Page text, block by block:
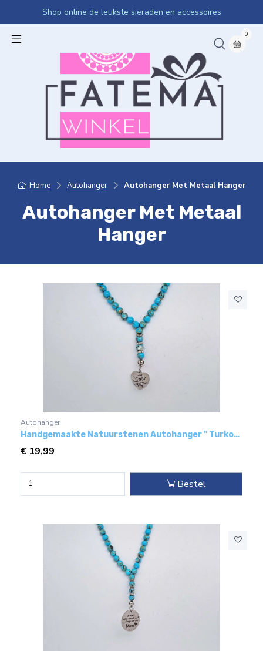
Shop online de leukste sieraden en accessoires
0
Home Autohanger Autohanger Met Metaal Hanger
Autohanger Met Metaal
Hanger
Autohanger
Handgemaakte Natuurstenen Autohanger " Turkoois bakeliet"- Met metaal hanger - "Dad"
€ 19,99
Bestel